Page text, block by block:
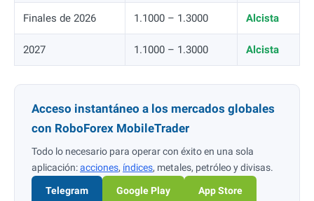
Finales de 2026 1.1000 – 1.3000 Alcista
2027 1.1000 – 1.3000 Alcista
Acceso instantáneo a los mercados globales
con RoboForex MobileTrader
Todo lo necesario para operar con éxito en una sola
aplicación:acciones, índices, metales, petróleo y divisas.
Telegram Google Play App Store